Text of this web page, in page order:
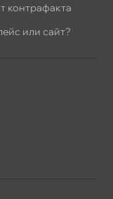
контрафакта
или сайт?